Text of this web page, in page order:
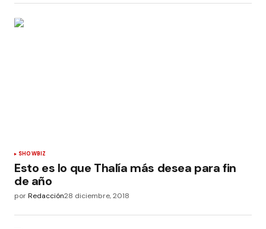
SHOWBIZ
Esto es lo que Thalía más desea para fin
de año
porRedacción28 diciembre, 2018